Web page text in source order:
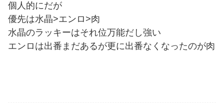
個人的にだが
優先は水晶>エンロ>肉
水晶のラッキーはそれ位万能だし強い
エンロは出番まだあるが更に出番なくなったのが肉